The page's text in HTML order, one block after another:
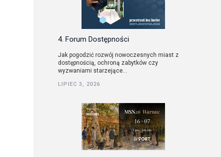
4. Forum Dostępności
Jak pogodzić rozwój nowoczesnych miast z
dostępnością, ochroną zabytków czy
wyzwaniami starzejące...
LIPIEC 3, 2026